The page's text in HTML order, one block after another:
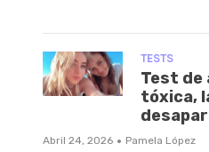
TESTS
Test de
tóxica,
Abril 24, 2026 · Pamela López